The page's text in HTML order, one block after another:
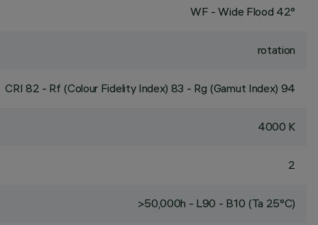
WF - Wide Flood 42°
rotation
CRI 82 - Rf (Colour Fidelity Index) 83 - Rg (Gamut Index) 94
4000 K
2
>50,000h - L90 - B10 (Ta 25°C)